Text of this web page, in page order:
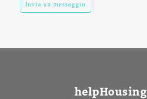
Invia un messaggio
helpHousing